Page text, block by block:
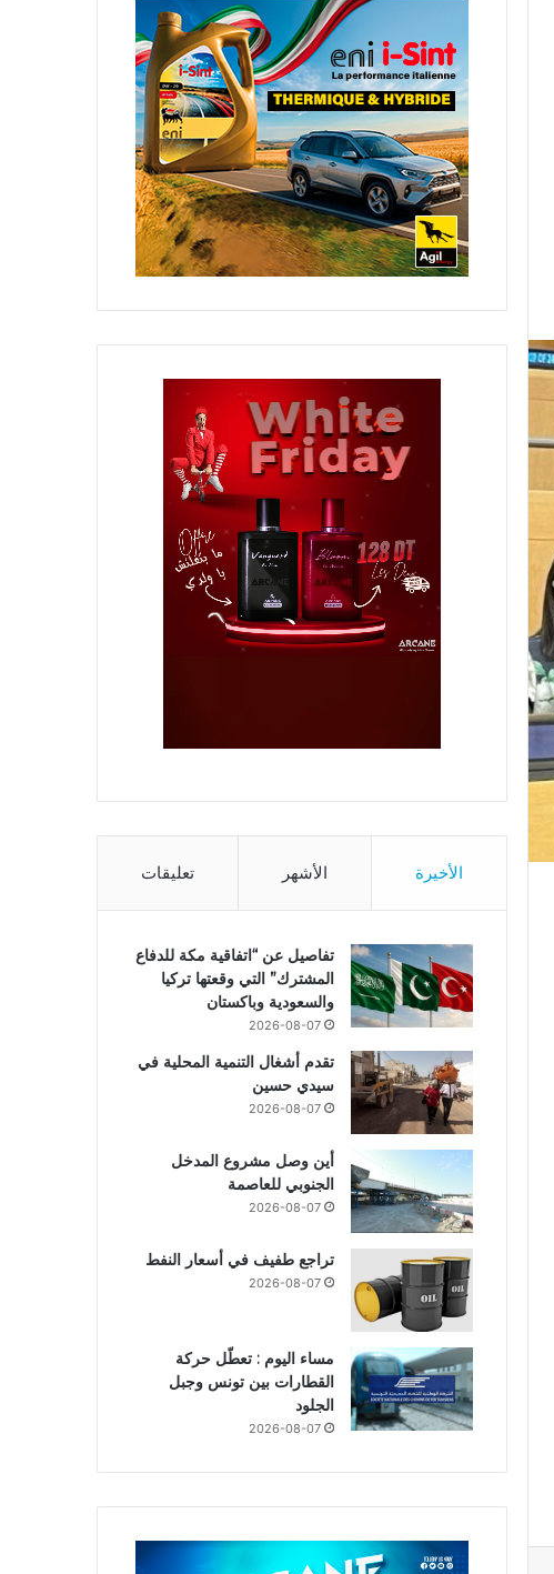
الأخيرة الأشهر تعليقات
تفاصيل عن “اتفاقية مكة للدفاع
المشترك” التي وقعتها تركيا
والسعودية وباكستان
2026-08-07
تقدم أشغال التنمية المحلية في
سيدي حسين
2026-08-07
أين وصل مشروع المدخل
الجنوبي للعاصمة
2026-08-07
تراجع طفيف في أسعار النفط
2026-08-07
مساء اليوم : تعطّل حركة
القطارات بين تونس وجبل
الجلود
2026-08-07